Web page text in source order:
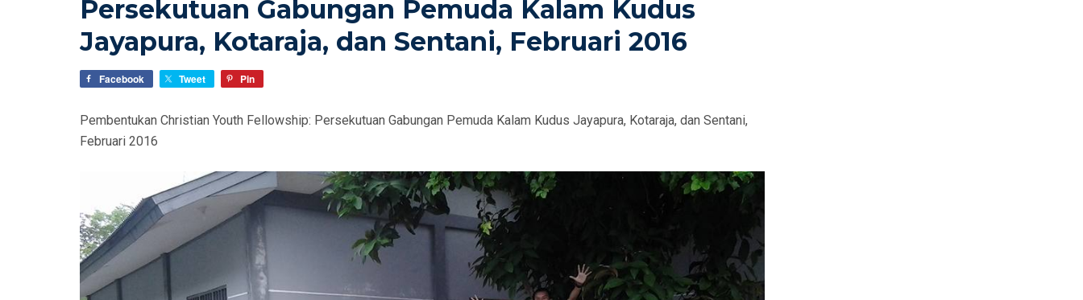
E
D
N
Persekutuan Gabungan Pemuda Kalam Kudus
Jayapura, Kotaraja, dan Sentani, Februari 2016
Facebook Tweet Pin
Pembentukan Christian Youth Fellowship: Persekutuan Gabungan Pemuda Kalam Kudus Jayapura, Kotaraja, dan Sentani,
Februari 2016